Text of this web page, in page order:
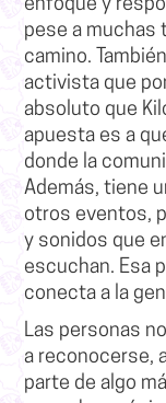
enfoque y
pese a muchas
camino.
activista que
absoluto que
apuesta es a
donde la
Además, tiene
otros eventos,
y sonidos que
escuchan. Esa
conecta a la
Las personas
a reconocerse,
parte de algo